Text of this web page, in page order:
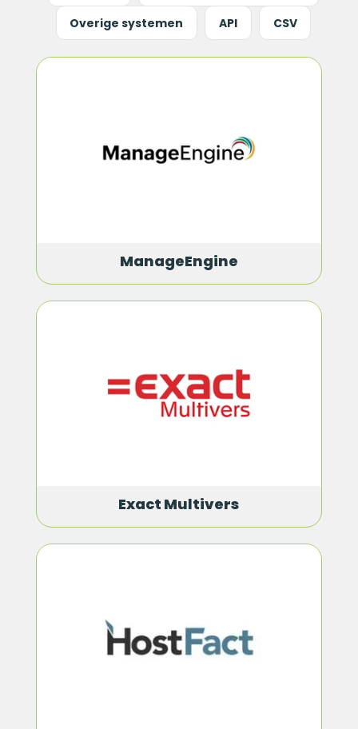
Overige systemen API CSV
ManageEngine
Exact Multivers